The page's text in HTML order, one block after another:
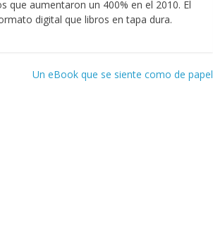
que aumentaron un 400% en el 2010. El
digital que libros en tapa dura.
Un eBook que se siente como de papel